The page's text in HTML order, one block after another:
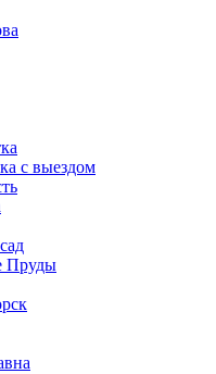
с выездом
Пруды